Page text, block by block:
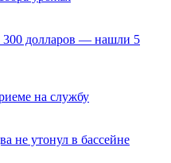
300 долларов — нашли 5
на службу
не утонул в бассейне